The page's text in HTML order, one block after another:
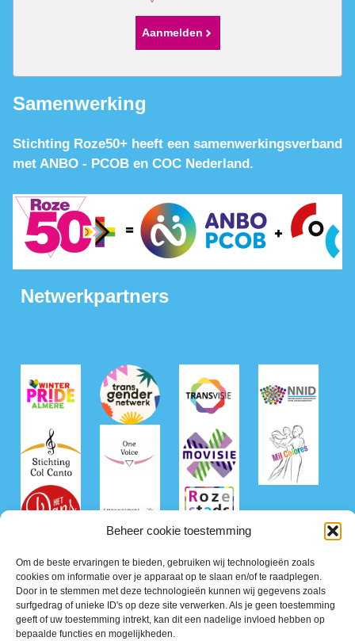
Beheer cookie toestemming
Om de beste ervaringen te bieden, gebruiken wij technologieën zoals
cookies om informatie over je apparaat op te slaan en/of te raadplegen.
Door in te stemmen met deze technologieën kunnen wij gegevens zoals
surfgedrag of unieke ID's op deze site verwerken. Als je geen toestemming
geeft of uw toestemming intrekt, kan dit een nadelige invloed hebben op
bepaalde functies en mogelijkheden.
Aanmelden
Samenwerking
Stichting Roze50+ heeft een samenwerkingsverband
met ANBO - PCOB en COC Nederland.
Netwerkpartners